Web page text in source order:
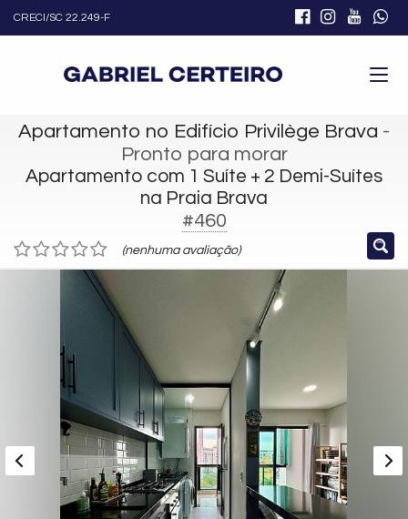
CRECI/SC 22.249-F
Apartamento no Edifício Privilège Brava -
Pronto para morar
Apartamento com 1 Suíte + 2 Demi-Suítes
na Praia Brava
#460
(nenhuma avaliação)